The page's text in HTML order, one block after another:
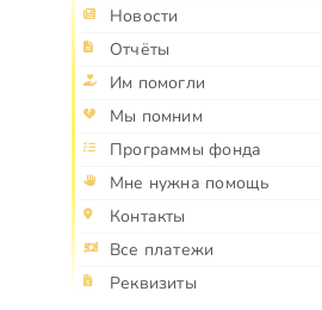
Новости
Отчёты
Им помогли
Мы помним
Программы фонда
Мне нужна помощь
Контакты
Все платежи
Реквизиты